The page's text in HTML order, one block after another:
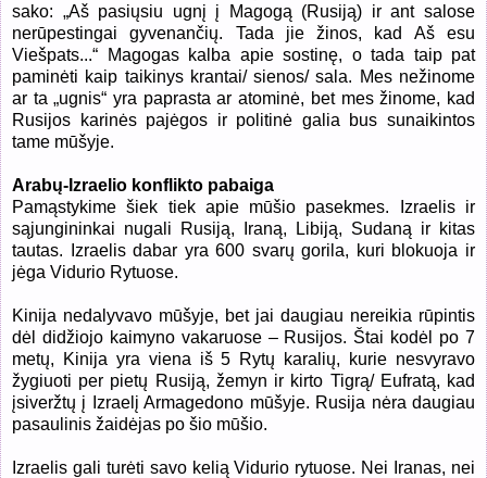
sako: „Aš pasiųsiu ugnį į Magogą (Rusiją) ir ant salose
nerūpestingai gyvenančių. Tada jie žinos, kad Aš esu
Viešpats...“
Magogas kalba apie sostinę, o tada taip pat
paminėti kaip taikinys krantai/ sienos/ sala. Mes nežinome
ar ta „ugnis“ yra paprasta ar atominė, bet mes žinome, kad
Rusijos karinės pajėgos ir politinė galia bus sunaikintos
tame mūšyje.
Arabų-Izraelio konflikto pabaiga
Pamąstykime šiek tiek apie mūšio pasekmes. Izraelis ir
sąjungininkai nugali Rusiją, Iraną, Libiją, Sudaną ir kitas
tautas. Izraelis dabar yra 600 svarų gorila, kuri blokuoja ir
jėga Vidurio Rytuose.
Kinija nedalyvavo mūšyje, bet jai daugiau nereikia rūpintis
dėl didžiojo kaimyno vakaruose – Rusijos. Štai kodėl po 7
metų, Kinija yra viena iš 5 Rytų karalių, kurie nesvyravo
žygiuoti per pietų Rusiją, žemyn ir kirto Tigrą/ Eufratą, kad
įsiveržtų į Izraelį Armagedono mūšyje. Rusija nėra daugiau
pasaulinis žaidėjas po šio mūšio.
Izraelis gali turėti savo kelią Vidurio rytuose. Nei Iranas, nei